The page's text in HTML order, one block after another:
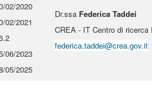
02/2020
02/2021
06/2023
05/2025
Dr.ssa Federica Taddei
CREA - IT Centro di ricerca
federica.taddei@crea.gov.it